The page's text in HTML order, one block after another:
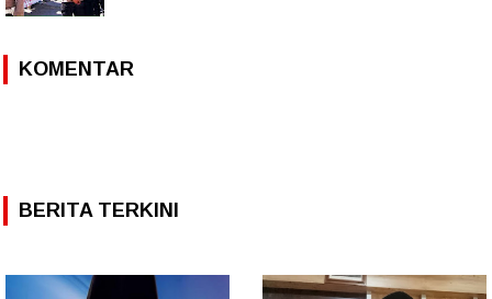
KOMENTAR
BERITA TERKINI